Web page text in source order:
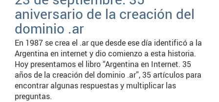
aniversario de la creación del
dominio .ar
En 1987 se crea el .ar que desde ese día identificó a la
Argentina en internet y dio comienzo a esta historia.
Hoy presentamos el libro “Argentina en Internet. 35
años de la creación del dominio .ar”, 35 artículos para
encontrar algunas respuestas y multiplicar las
preguntas.